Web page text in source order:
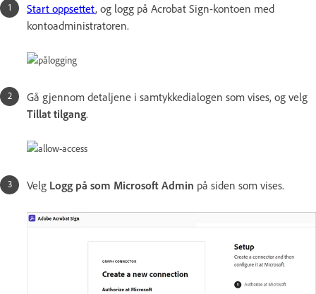
Start oppsettet, og logg på Acrobat Sign-kontoen med
kontoadministratoren.
Gå gjennom detaljene i samtykkedialogen som vises, og velg
Tillat tilgang.
Velg Logg på som Microsoft Admin på siden som vises.